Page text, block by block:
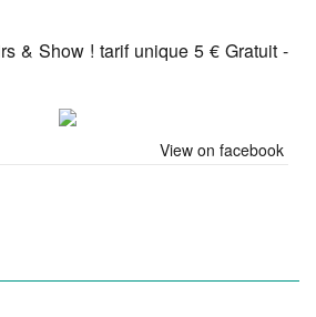
& Show ! tarif unique 5 € Gratuit -
View on facebook